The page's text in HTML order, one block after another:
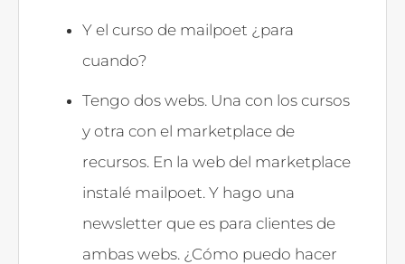
Y el curso de mailpoet ¿para
cuando?
Tengo dos webs. Una con los cursos
y otra con el marketplace de
recursos. En la web del marketplace
instalé mailpoet. Y hago una
newsletter que es para clientes de
ambas webs. ¿Cómo puedo hacer